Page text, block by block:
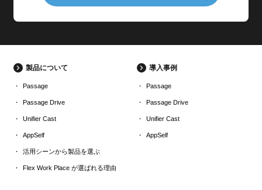
製品について
Passage
Passage Drive
Unifier Cast
AppSelf
活用シーンから製品を選ぶ
Flex Work Place が選ばれる理由
導入事例
Passage
Passage Drive
Unifier Cast
AppSelf